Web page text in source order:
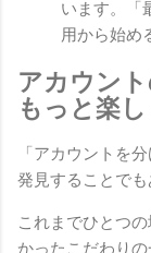
います。「
用から始め
アカウン
もっと楽
「アカウントを
発見することでも
これまでひとつ
かったこだわり